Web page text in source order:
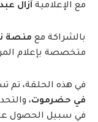
مع الإعلامية آزال
بالشراكة مع منصة
متخصصة بإعلام
في هذه الحلقة، تم
في حضرموت،
في سبيل الحصول